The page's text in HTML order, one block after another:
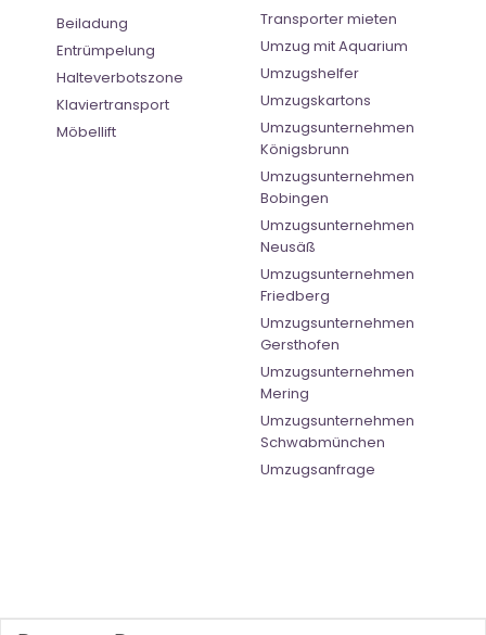
Beiladung
Entrümpelung
Halteverbotszone
Klaviertransport
Möbellift
Transporter mieten
Umzug mit Aquarium
Umzugshelfer
Umzugskartons
Umzugsunternehmen
Königsbrunn
Umzugsunternehmen
Bobingen
Umzugsunternehmen
Neusäß
Umzugsunternehmen
Friedberg
Umzugsunternehmen
Gersthofen
Umzugsunternehmen
Mering
Umzugsunternehmen
Schwabmünchen
Umzugsanfrage